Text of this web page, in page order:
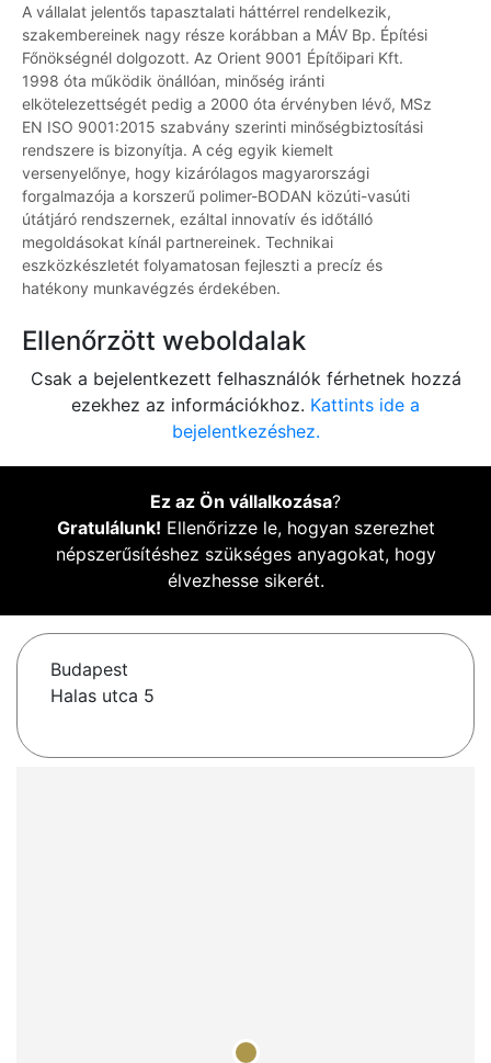
A vállalat jelentős tapasztalati háttérrel rendelkezik,
szakembereinek nagy része korábban a MÁV Bp. Építési
Főnökségnél dolgozott. Az Orient 9001 Építőipari Kft.
1998 óta működik önállóan, minőség iránti
elkötelezettségét pedig a 2000 óta érvényben lévő, MSz
EN ISO 9001:2015 szabvány szerinti minőségbiztosítási
rendszere is bizonyítja. A cég egyik kiemelt
versenyelőnye, hogy kizárólagos magyarországi
forgalmazója a korszerű polimer-BODAN közúti-vasúti
útátjáró rendszernek, ezáltal innovatív és időtálló
megoldásokat kínál partnereinek. Technikai
eszközkészletét folyamatosan fejleszti a precíz és
hatékony munkavégzés érdekében.
Ellenőrzött weboldalak
Csak a bejelentkezett felhasználók férhetnek hozzá
ezekhez az információkhoz. Kattints ide a
bejelentkezéshez.
Ez az Ön vállalkozása?
Gratulálunk! Ellenőrizze le, hogyan szerezhet
népszerűsítéshez szükséges anyagokat, hogy
élvezhesse sikerét.
Budapest
Halas utca 5